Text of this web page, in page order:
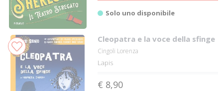
Solo uno disponibile
Cleopatra e la voce della sfinge
Cingoli Lorenza
Lapis
€ 8,90